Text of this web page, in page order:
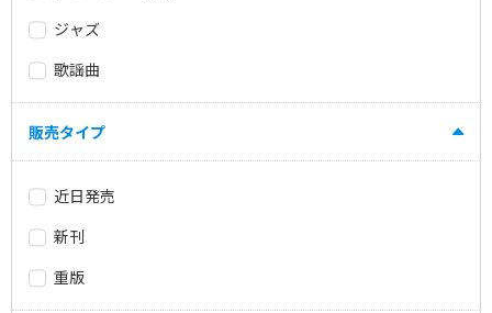
ジャズ
歌謡曲
販売タイプ
近日発売
新刊
重版